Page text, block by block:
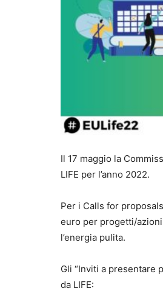
Il 17 maggio la
LIFE per l’anno 2022.
Per i Calls for
euro per progetti/
l’energia pulita.
Gli “Inviti a presentare
da LIFE: